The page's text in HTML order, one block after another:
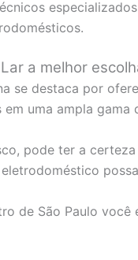
a melhor
se destaca por
uma ampla gama
pode ter a
de São Paulo